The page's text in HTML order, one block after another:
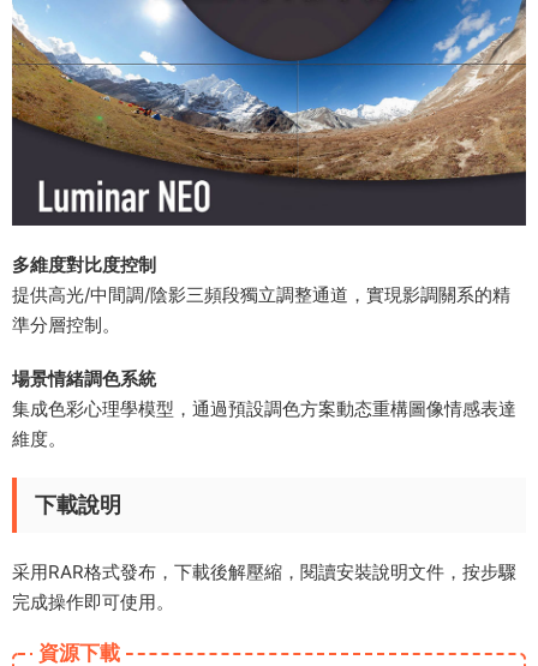
​多維度對比度控制​
提供高光/中間調/陰影三頻段獨立調整通道，實現影調關系的精
準分層控制。
​場景情緒調色系統​
集成色彩心理學模型，通過預設調色方案動态重構圖像情感表達
維度。
下載說明
采用RAR格式發布，下載後解壓縮，閱讀安裝說明文件，按步驟
完成操作即可使用。
資源下載